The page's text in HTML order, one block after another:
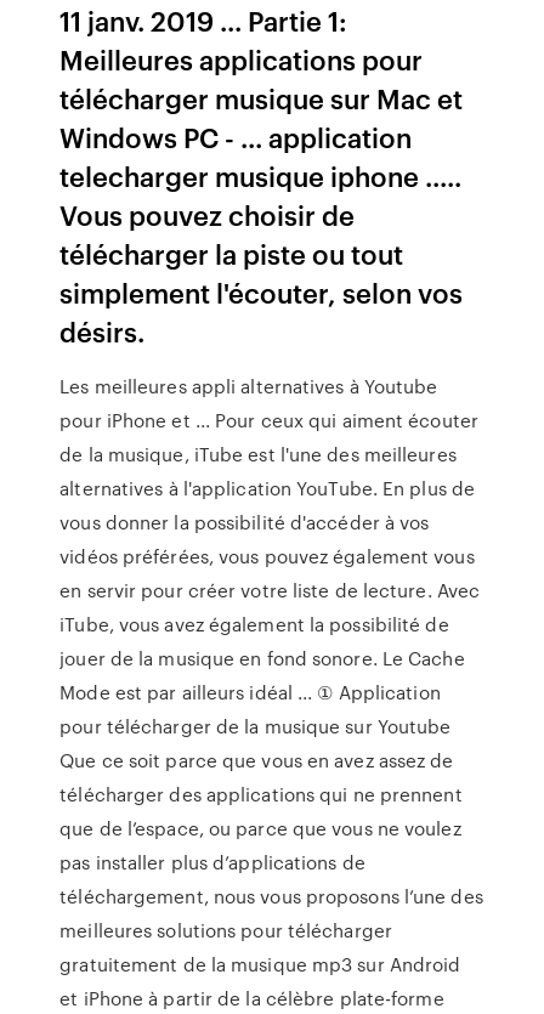
11 janv. 2019 ... Partie 1:
Meilleures applications pour
télécharger musique sur Mac et
Windows PC - ... application
telecharger musique iphone .....
Vous pouvez choisir de
télécharger la piste ou tout
simplement l'écouter, selon vos
désirs.
Les meilleures appli alternatives à Youtube
pour iPhone et ... Pour ceux qui aiment écouter
de la musique, iTube est l'une des meilleures
alternatives à l'application YouTube. En plus de
vous donner la possibilité d'accéder à vos
vidéos préférées, vous pouvez également vous
en servir pour créer votre liste de lecture. Avec
iTube, vous avez également la possibilité de
jouer de la musique en fond sonore. Le Cache
Mode est par ailleurs idéal ... ① Application
pour télécharger de la musique sur Youtube
Que ce soit parce que vous en avez assez de
télécharger des applications qui ne prennent
que de l’espace, ou parce que vous ne voulez
pas installer plus d’applications de
téléchargement, nous vous proposons l’une des
meilleures solutions pour télécharger
gratuitement de la musique mp3 sur Android
et iPhone à partir de la célèbre plate-forme